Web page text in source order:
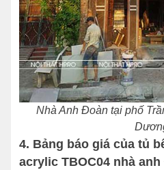
Nhà Anh Đoàn tại phố
4. Bảng báo giá của tủ
acrylic TBOC04 nhà